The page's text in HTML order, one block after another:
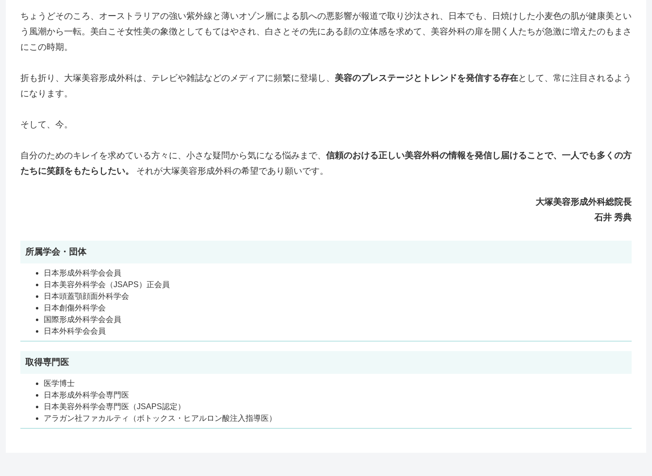
ちょうどそのころ、オーストラリアの強い紫外線と薄いオゾン層による肌への悪影響が報道で取り沙汰され、日本でも、日焼けした小麦色の肌が健康美とい
う風潮から一転。美白こそ女性美の象徴としてもてはやされ、白さとその先にある顔の立体感を求めて、美容外科の扉を開く人たちが急激に増えたのもまさ
にこの時期。
折も折り、大塚美容形成外科は、テレビや雑誌などのメディアに頻繁に登場し、 美容のプレステージとトレンドを発信する存在として、常に注目されるよう
になります。
そして、今。
自分のためのキレイを求めている方々に、小さな疑問から気になる悩みまで、 信頼のおける正しい美容外科の情報を発信し届けることで、一人でも多くの方
たちに笑顔をもたらしたい。
それが大塚美容形成外科の希望であり願いです。
大塚美容形成外科総院長
石井 秀典
所属学会・団体
日本形成外科学会会員
日本美容外科学会（JSAPS）正会員
日本頭蓋顎顔面外科学会
日本創傷外科学会
国際形成外科学会会員
日本外科学会会員
取得専門医
医学博士
日本形成外科学会専門医
日本美容外科学会専門医（JSAPS認定）
アラガン社ファカルティ（ボトックス・ヒアルロン酸注入指導医）